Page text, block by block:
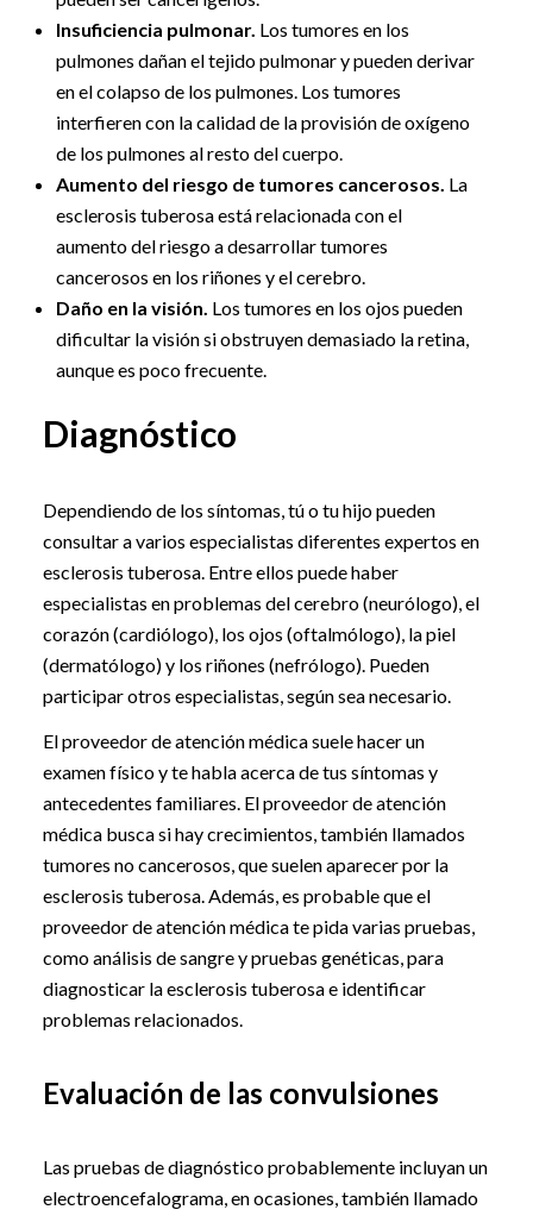
Insuficiencia pulmonar. Los tumores en los
pulmones dañan el tejido pulmonar y pueden derivar
en el colapso de los pulmones. Los tumores
interfieren con la calidad de la provisión de oxígeno
de los pulmones al resto del cuerpo.
Aumento del riesgo de tumores cancerosos. La
esclerosis tuberosa está relacionada con el
aumento del riesgo a desarrollar tumores
cancerosos en los riñones y el cerebro.
Daño en la visión. Los tumores en los ojos pueden
dificultar la visión si obstruyen demasiado la retina,
aunque es poco frecuente.
Diagnóstico
Dependiendo de los síntomas, tú o tu hijo pueden
consultar a varios especialistas diferentes expertos en
esclerosis tuberosa. Entre ellos puede haber
especialistas en problemas del cerebro (neurólogo), el
corazón (cardiólogo), los ojos (oftalmólogo), la piel
(dermatólogo) y los riñones (nefrólogo). Pueden
participar otros especialistas, según sea necesario.
El proveedor de atención médica suele hacer un
examen físico y te habla acerca de tus síntomas y
antecedentes familiares. El proveedor de atención
médica busca si hay crecimientos, también llamados
tumores no cancerosos, que suelen aparecer por la
esclerosis tuberosa. Además, es probable que el
proveedor de atención médica te pida varias pruebas,
como análisis de sangre y pruebas genéticas, para
diagnosticar la esclerosis tuberosa e identificar
problemas relacionados.
Evaluación de las convulsiones
Las pruebas de diagnóstico probablemente incluyan un
electroencefalograma, en ocasiones, también llamado